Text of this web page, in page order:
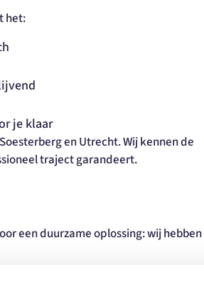
het:
je klaar
en Utrecht. Wij kennen de
traject garandeert.
een duurzame oplossing: wij hebben